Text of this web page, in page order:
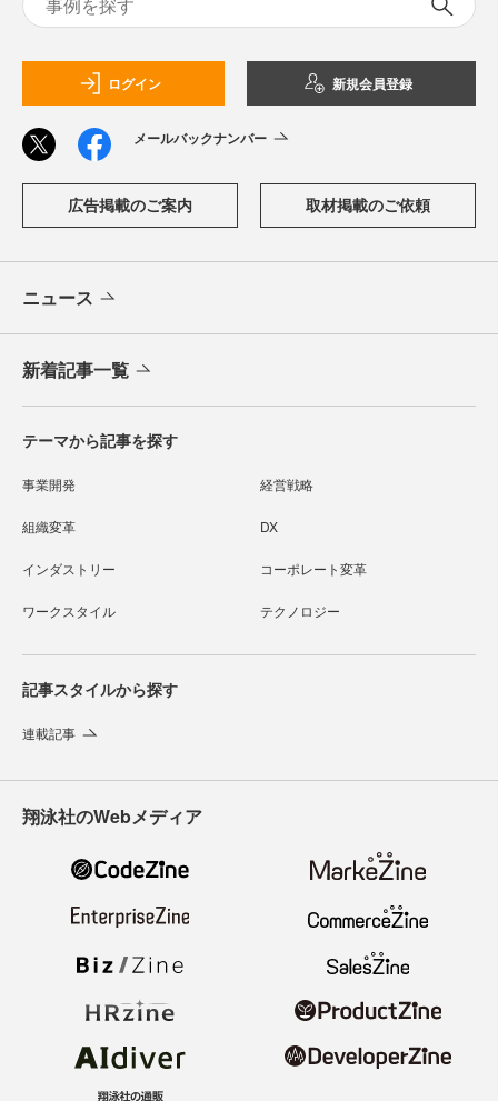
ログイン 新規会員登録
メールバックナンバー
広告掲載のご案内 取材掲載のご依頼
ニュース
新着記事一覧
テーマから記事を探す
事業開発 経営戦略
組織変革 DX
インダストリー コーポレート変革
ワークスタイル テクノロジー
記事スタイルから探す
連載記事
翔泳社のWebメディア